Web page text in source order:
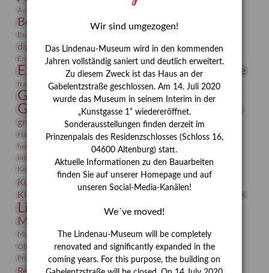
Ausstellung „Vier Winde“
Bernhard August von Lindenau
Burg Posterstein
digitallabor Entartete Kunst
Enteignung
Erdmann Julius Dietrich
Erlebnisportal estrusker Exlibris
Expressionismus Festrede Florenz Fotografie
frauen Frauen in der Antike und heute
Gerhard-Altenbourg-Preis
Gerhard Altenbourg
Gerhard Kurt Müller
grafische sammlung griechische Mythologie
Hanns-Conon von der Gabelentz Heinrich Kirchhoff Heldinnen
herman de vries Humboldt
Insekten
Integriertes Schädlingsmanagement
Jahresempfang
Kolosseum
Kunst
Kunstmuseum Kunstvermittlung Kunst von Kühl
KUNSTWAND Künstler Lehmbruck
Lindenau-Museum Marstall
Museumsgeschichte
Museumspädagogik Mäzen Napoleon Natur
Neue Remise
Objekt im Fokus
Paul Klee Peter Schnürpel Phelloplastik
Pohlhof
Provenienz
Provenienzforschung
Restaurierung Restitution Rudi Lesser Ruth Wolf-Rehfeld
Wir sind umgezogen!
Das Lindenau-Museum wird in den kommenden
Jahren vollständig saniert und deutlich erweitert.
Zu diesem Zweck ist das Haus an der
Gabelentzstraße geschlossen. Am 14. Juli 2020
wurde das Museum in seinem Interim in der
„Kunstgasse 1“ wiedereröffnet.
Sonderausstellungen finden derzeit im
Prinzenpalais des Residenzschlosses (Schloss 16,
04600 Altenburg) statt.
Aktuelle Informationen zu den Bauarbeiten
finden Sie auf unserer Homepage und auf
unseren Social-Media-Kanälen!
We´ve moved!
The Lindenau-Museum will be completely
renovated and significantly expanded in the
coming years. For this purpose, the building on